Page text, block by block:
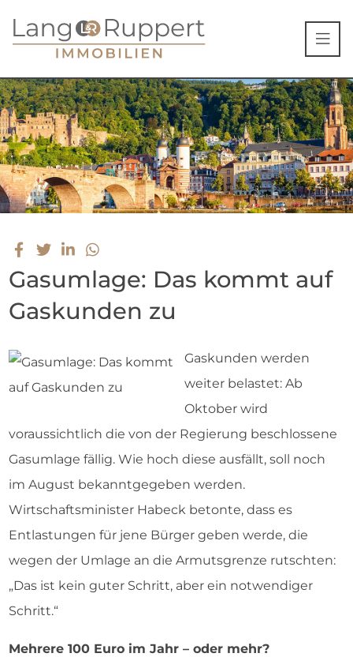
Gasumlage: Das kommt auf
Gaskunden zu
Gaskunden werden
weiter belastet: Ab
Oktober wird
voraussichtlich die von der Regierung beschlossene
Gasumlage fällig. Wie hoch diese ausfällt, soll noch
im August bekanntgegeben werden.
Wirtschaftsminister Habeck betonte, dass es
Entlastungen für jene Bürger geben werde, die
wegen der Umlage an die Armutsgrenze rutschten:
„Das ist kein guter Schritt, aber ein notwendiger
Schritt.“
Mehrere 100 Euro im Jahr – oder mehr?